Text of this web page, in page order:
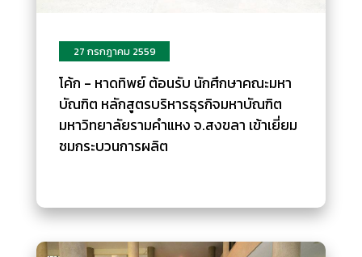
27 กรกฎาคม 2559
โค้ก - หาดทิพย์ ต้อนรับ นักศึกษาคณะมหา
บัณฑิต หลักสูตรบริหารธุรกิจมหาบัณฑิต
มหาวิทยาลัยรามคำแหง จ.สงขลา เข้าเยี่ยม
ชมกระบวนการผลิต